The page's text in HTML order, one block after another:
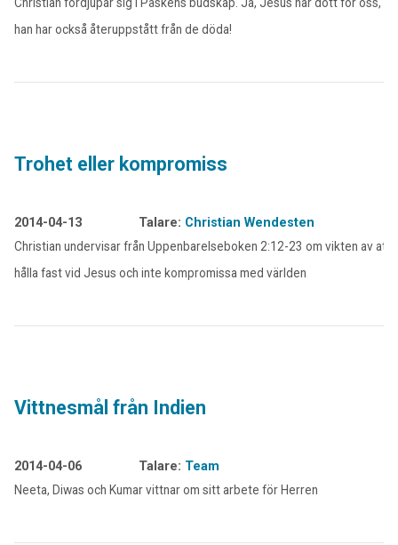
han har också återuppstått från de döda!
Trohet eller kompromiss
2014-04-13 Talare: Christian Wendesten
Christian undervisar från Uppenbarelseboken 2:12-23 om vikten av att
hålla fast vid Jesus och inte kompromissa med världen
Vittnesmål från Indien
2014-04-06 Talare: Team
Neeta, Diwas och Kumar vittnar om sitt arbete för Herren